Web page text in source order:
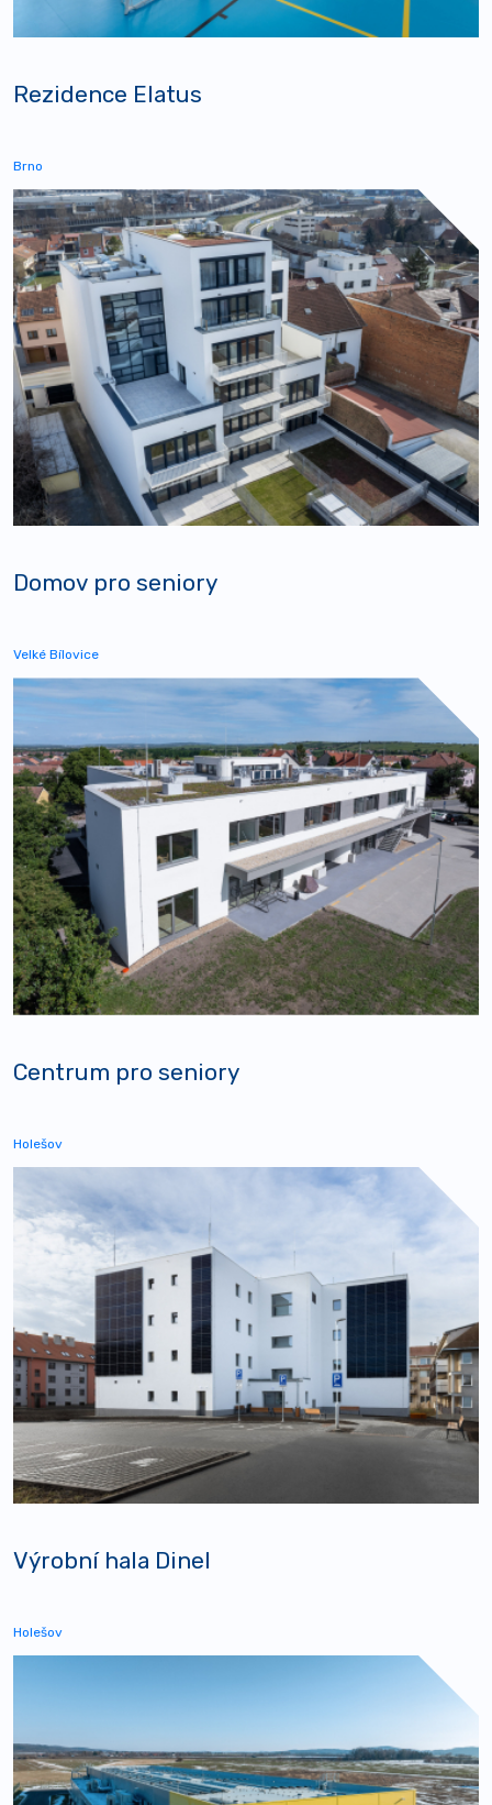
Rezidence Elatus
Brno
Domov pro seniory
Velké Bílovice
Centrum pro seniory
Holešov
Výrobní hala Dinel
Holešov